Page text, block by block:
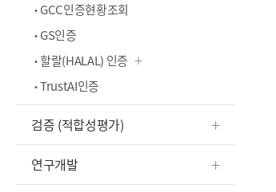
GCC인증현황조회
GS인증
할랄(HALAL) 인증
TrustAI인증
검증 (적합성평가)
연구개발